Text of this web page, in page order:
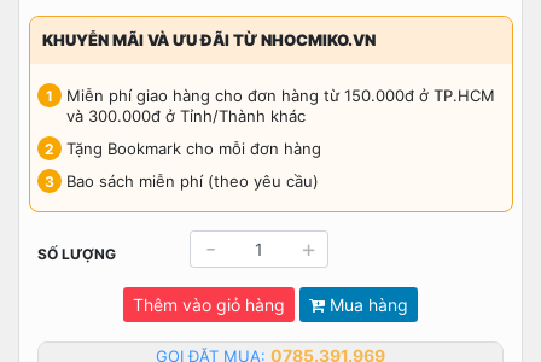
KHUYỄN MÃI VÀ ƯU ĐÃI TỪ NHOCMIKO.VN
Miễn phí giao hàng cho đơn hàng từ 150.000đ ở TP.HCM
và 300.000đ ở Tỉnh/Thành khác
Tặng Bookmark cho mỗi đơn hàng
Bao sách miễn phí (theo yêu cầu)
SỐ LƯỢNG - +
Thêm vào giỏ hàng Mua hàng
GỌI ĐẶT MUA: 0785.391.969